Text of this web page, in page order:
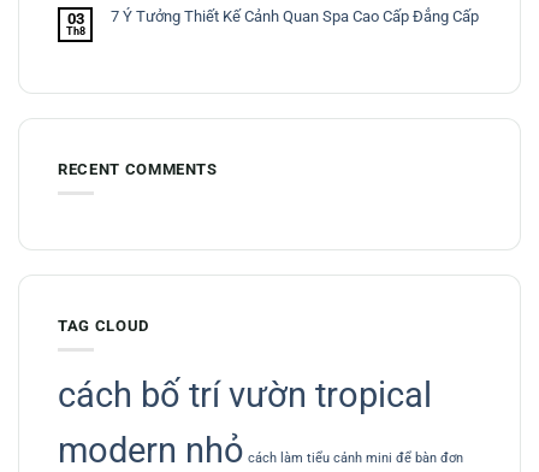
03
Th8
7 Ý Tưởng Thiết Kế Cảnh Quan Spa Cao Cấp Đẳng Cấp
RECENT COMMENTS
TAG CLOUD
cách bố trí vườn tropical
modern nhỏ cách làm tiểu cảnh mini để bàn đơn